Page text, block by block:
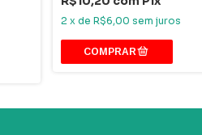
2 xdeR$6,00 sem juros